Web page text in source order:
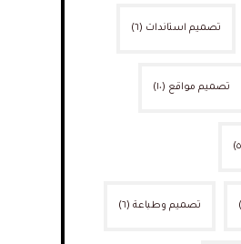
تصميم استاندات (٦)
تصميم مواقع (١٠)
تصميم وطباعة(٦)